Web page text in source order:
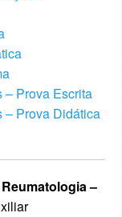
– Prova Escrita
– Prova Didática
–